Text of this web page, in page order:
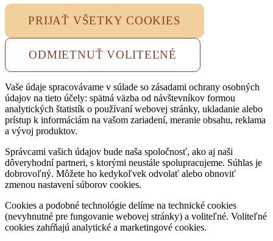
PRIJAŤ VŠETKY COOKIES
ODMIETNUŤ VOLITEĽNÉ
Vaše údaje spracovávame v súlade so zásadami ochrany osobných
údajov na tieto účely: spätná väzba od návštevníkov formou
analytických štatistík o používaní webovej stránky, ukladanie alebo
prístup k informáciám na vašom zariadení, meranie obsahu, reklama
a vývoj produktov.
Správcami vašich údajov bude naša spoločnosť, ako aj naši
dôveryhodní partneri, s ktorými neustále spolupracujeme. Súhlas je
dobrovoľný. Môžete ho kedykoľvek odvolať alebo obnoviť
zmenou nastavení súborov cookies.
Cookies a podobné technológie delíme na technické cookies
(nevyhnutné pre fungovanie webovej stránky) a voliteľné. Voliteľné
cookies zahŕňajú analytické a marketingové cookies.